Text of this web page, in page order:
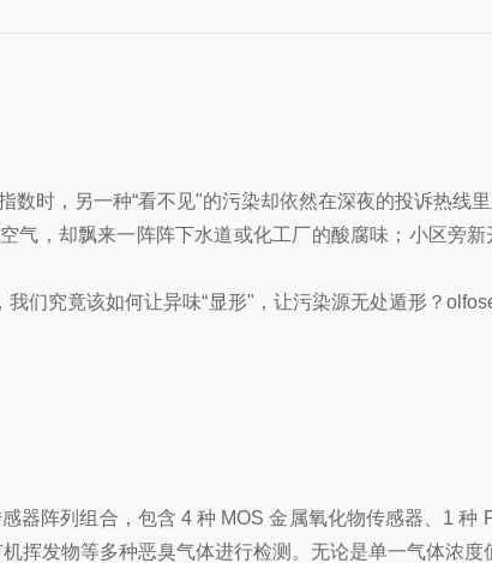
数时，另一种“看不见"的污染却依然在深夜的投诉热线
气，却飘来一阵阵下水道或化工厂的酸腐味；小区旁
们究竟该如何让异味“显形"，让污染源无处遁形？
器阵列组合，包含 4 种 MOS 金属氧化物传感器、1 种
挥发物等多种恶臭气体进行检测。无论是单一气体浓